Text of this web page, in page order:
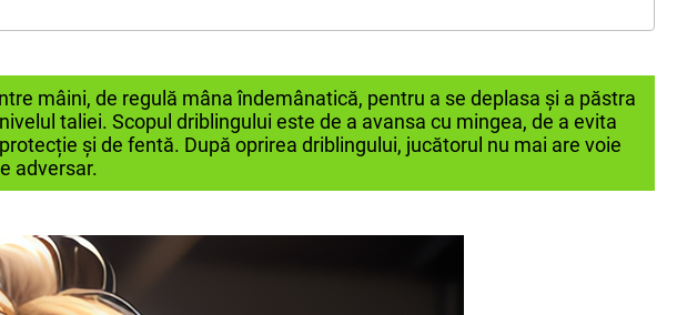
mâini, de regulă mâna îndemânatică, pentru a se deplasa și a păstra
taliei. Scopul driblingului este de a avansa cu mingea, de a evita
și de fentă. După oprirea driblingului, jucătorul nu mai are voie
adversar.